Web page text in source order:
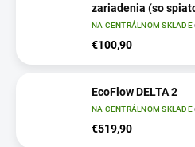
zariadenia (so
NA CENTRÁLNOM SKLADE
€100,90
EcoFlow DELTA 2
NA CENTRÁLNOM SKLADE
€519,90